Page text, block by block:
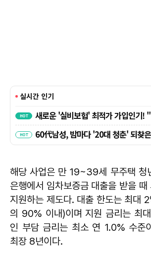
해당 사업은 만 19~39세 무주택 청
은행에서 임차보증금 대출을 받을
지원하는 제도다. 대출 한도는 최대
의 90% 이내)이며 지원 금리는 최
인 부담 금리는 최소 연 1.0% 수준
최장 8년이다.